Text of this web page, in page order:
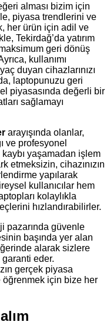
alması bizim için
piyasa trendlerini ve
her ürün için adil ve
Tekirdağ’da yatırım
geri dönüş
kullanımı
duyan cihazlarınızı
laptopunuzu geri
piyasasında değerli bir
sağlamayı
arayışında olanlar,
ve profesyonel
yaşamadan işlem
etmeksizin, cihazınızın
yapılarak
kullanıcılar hem
kolaylıkla
hızlandırabilirler.
pazarında güvenle
başında yer alan
alarak sizlere
garanti eder.
gerçek piyasa
öğrenmek için bize her